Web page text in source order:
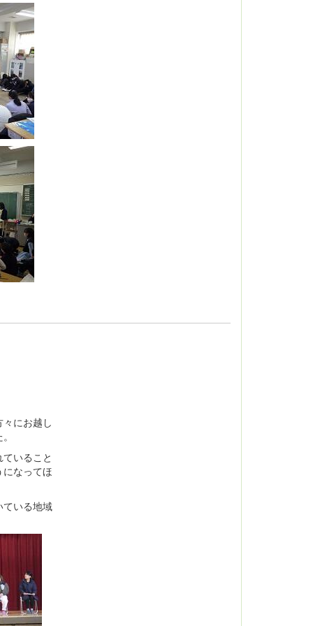
にお越し
いること
なってほ
いる地域